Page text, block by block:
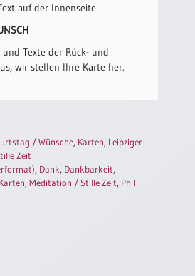
auf der Innenseite
und Texte der Rück- und
wir stellen Ihre Karte her.
/ Wünsche, Karten, Leipziger
Zeit
, Dank, Dankbarkeit,
,Meditation / Stille Zeit, Phil